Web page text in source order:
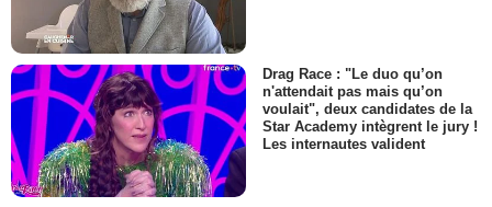
Drag Race : "Le duo qu’on
n'attendait pas mais qu’on
voulait", deux candidates de la
Star Academy intègrent le jury !
Les internautes valident